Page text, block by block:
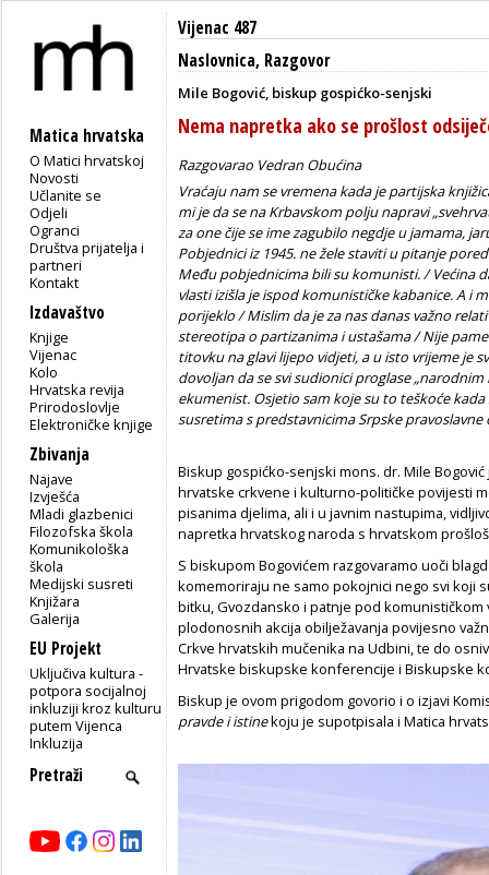
Matica hrvatska
O Matici hrvatskoj
Novosti
Učlanite se
Odjeli
Ogranci
Društva prijatelja i
partneri
Kontakt
Izdavaštvo
Knjige
Vijenac
Kolo
Hrvatska revija
Prirodoslovlje
Elektroničke knjige
Zbivanja
Najave
Izvješća
Mladi glazbenici
Filozofska škola
Komunikološka
škola
Medijski susreti
Knjižara
Galerija
EU Projekt
Uključiva kultura -
potpora socijalnoj
inkluziji kroz kulturu
putem Vijenca
Inkluzija
Vijenac 487
Naslovnica, Razgovor
Mile Bogović, biskup gospićko-senjski
Nema napretka ako se prošlost
Razgovarao Vedran Obućina
Vraćaju nam se vremena kada je partijska
mi je da se na Krbavskom polju napravi
za one čije se ime zagubilo negdje u jamama,
Pobjednici iz 1945. ne žele staviti u pitanje
Među pobjednicima bili su komunisti. / Većina
vlasti izišla je ispod komunističke kabanice. A i
porijeklo / Mislim da je za nas danas važno
stereotipa o partizanima i ustašama / Nije
titovku na glavi lijepo vidjeti, a u isto vrijeme je
dovoljan da se svi sudionici proglase
ekumenist. Osjetio sam koje su to teškoće
susretima s predstavnicima Srpske
Biskup gospićko-senjski mons. dr. Mile
hrvatske crkvene i kulturno-političke povijesti
pisanima djelima, ali i u javnim nastupima,
napretka hrvatskog naroda s hrvatskom
S biskupom Bogovićem razgovaramo uoči
komemoriraju ne samo pokojnici nego svi koji
bitku, Gvozdansko i patnje pod komunističkom
plodonosnih akcija obilježavanja povijesno
Crkve hrvatskih mučenika na Udbini, te do
Hrvatske biskupske konferencije i Biskupske
Biskup je ovom prigodom govorio i o izjavi
pravde i istinekoju je supotpisala i Matica